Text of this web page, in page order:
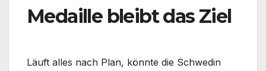
Medaille bleibt das Ziel
Läuft alles nach Plan, könnte die Schwedin